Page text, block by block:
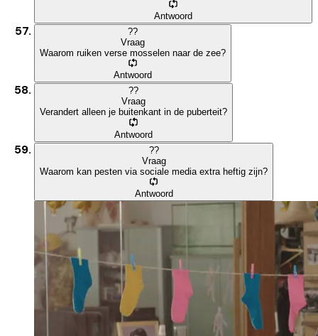
Antwoord
??
Vraag
Waarom ruiken verse mosselen naar de zee?
Antwoord
??
Vraag
Verandert alleen je buitenkant in de puberteit?
Antwoord
??
Vraag
Waarom kan pesten via sociale media extra heftig zijn?
Antwoord